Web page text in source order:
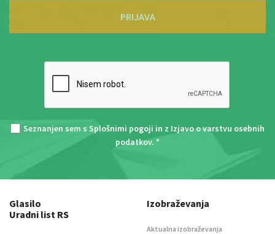
PRIJAVA
Seznanjen sem s Splošnimi pogoji in z Izjavo o varstvu osebnih
podatkov. *
Glasilo
Uradni list RS
Izobraževanja
Aktualna izobraževanja